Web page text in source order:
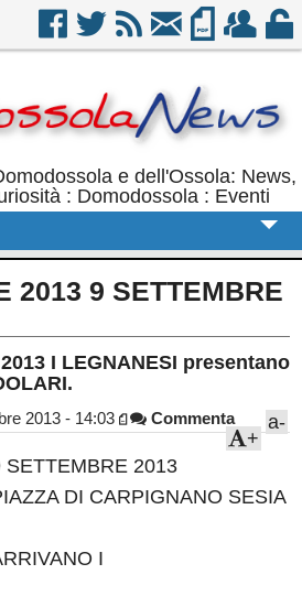
e dell'Ossola: News,
: Domodossola : Eventi
2013 9 SETTEMBRE
I LEGNANESI presentano
2013 - 14:03 Commenta a-
+
SETTEMBRE 2013
DI CARPIGNANO SESIA
I